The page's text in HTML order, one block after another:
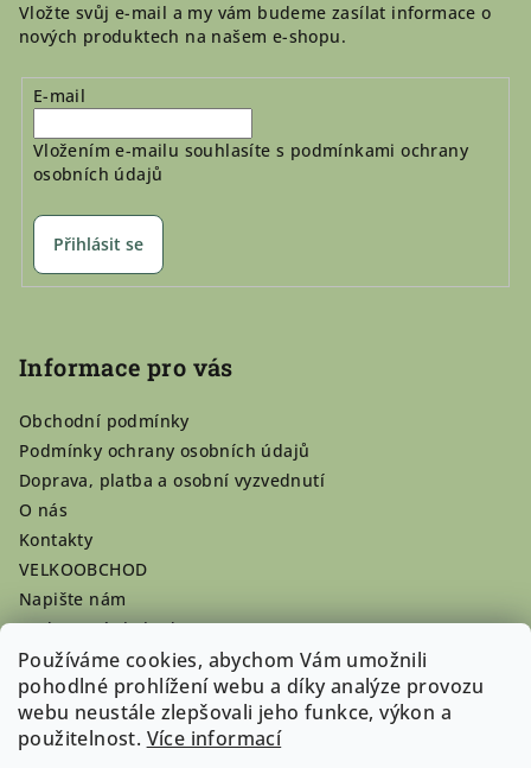
Používáme cookies, abychom Vám umožnili
pohodlné prohlížení webu a díky analýze provozu
webu neustále zlepšovali jeho funkce, výkon a
použitelnost. Více informací
Vložte svůj e-mail a my vám budeme zasílat informace o
nových produktech na našem e-shopu.
E-mail
Vložením e-mailu souhlasíte s podmínkami ochrany
osobních údajů
Přihlásit se
Informace pro vás
Obchodní podmínky
Podmínky ochrany osobních údajů
Doprava, platba a osobní vyzvednutí
O nás
Kontakty
VELKOOBCHOD
Napište nám
Hodnocení obchodu
Registrace se vyplatí!
Pamlsky na míru
Nepřevzaté dobírky